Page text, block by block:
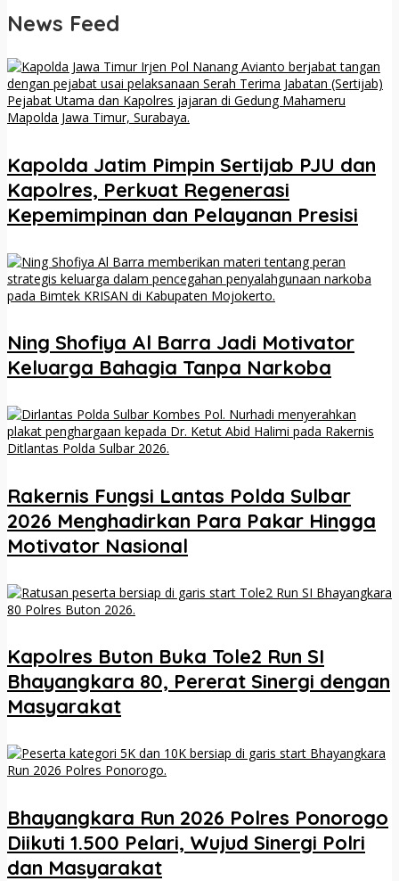
News Feed
Kapolda Jatim Pimpin Sertijab PJU dan
Kapolres, Perkuat Regenerasi
Kepemimpinan dan Pelayanan Presisi
Ning Shofiya Al Barra Jadi Motivator
Keluarga Bahagia Tanpa Narkoba
Rakernis Fungsi Lantas Polda Sulbar
2026 Menghadirkan Para Pakar Hingga
Motivator Nasional
Kapolres Buton Buka Tole2 Run SI
Bhayangkara 80, Pererat Sinergi dengan
Masyarakat
Bhayangkara Run 2026 Polres Ponorogo
Diikuti 1.500 Pelari, Wujud Sinergi Polri
dan Masyarakat